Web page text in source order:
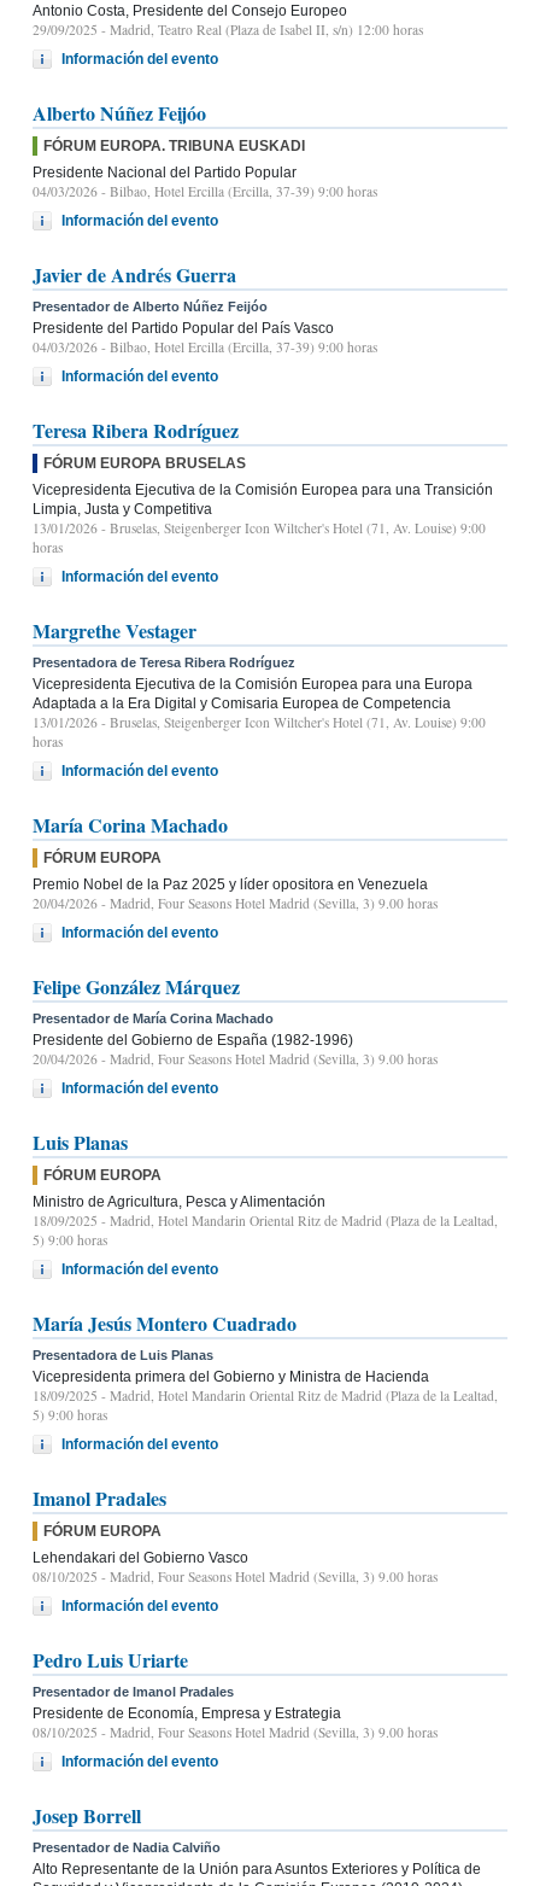
Antonio Costa, Presidente del Consejo Europeo
29/09/2025 - Madrid, Teatro Real (Plaza de Isabel II, s/n) 12:00 horas
Información del evento
Alberto Núñez Feijóo
FÓRUM EUROPA. TRIBUNA EUSKADI
Presidente Nacional del Partido Popular
04/03/2026 - Bilbao, Hotel Ercilla (Ercilla, 37-39) 9:00 horas
Información del evento
Javier de Andrés Guerra
Presentador de Alberto Núñez Feijóo
Presidente del Partido Popular del País Vasco
04/03/2026 - Bilbao, Hotel Ercilla (Ercilla, 37-39) 9:00 horas
Información del evento
Teresa Ribera Rodríguez
FÓRUM EUROPA BRUSELAS
Vicepresidenta Ejecutiva de la Comisión Europea para una Transición
Limpia, Justa y Competitiva
13/01/2026 - Bruselas, Steigenberger Icon Wiltcher's Hotel (71, Av. Louise) 9:00
horas
Información del evento
Margrethe Vestager
Presentadora de Teresa Ribera Rodríguez
Vicepresidenta Ejecutiva de la Comisión Europea para una Europa
Adaptada a la Era Digital y Comisaria Europea de Competencia
13/01/2026 - Bruselas, Steigenberger Icon Wiltcher's Hotel (71, Av. Louise) 9:00
horas
Información del evento
María Corina Machado
FÓRUM EUROPA
Premio Nobel de la Paz 2025 y líder opositora en Venezuela
20/04/2026 - Madrid, Four Seasons Hotel Madrid (Sevilla, 3) 9.00 horas
Información del evento
Felipe González Márquez
Presentador de María Corina Machado
Presidente del Gobierno de España (1982-1996)
20/04/2026 - Madrid, Four Seasons Hotel Madrid (Sevilla, 3) 9.00 horas
Información del evento
Luis Planas
FÓRUM EUROPA
Ministro de Agricultura, Pesca y Alimentación
18/09/2025 - Madrid, Hotel Mandarin Oriental Ritz de Madrid (Plaza de la Lealtad,
5) 9:00 horas
Información del evento
María Jesús Montero Cuadrado
Presentadora de Luis Planas
Vicepresidenta primera del Gobierno y Ministra de Hacienda
18/09/2025 - Madrid, Hotel Mandarin Oriental Ritz de Madrid (Plaza de la Lealtad,
5) 9:00 horas
Información del evento
Imanol Pradales
FÓRUM EUROPA
Lehendakari del Gobierno Vasco
08/10/2025 - Madrid, Four Seasons Hotel Madrid (Sevilla, 3) 9.00 horas
Información del evento
Pedro Luis Uriarte
Presentador de Imanol Pradales
Presidente de Economía, Empresa y Estrategia
08/10/2025 - Madrid, Four Seasons Hotel Madrid (Sevilla, 3) 9.00 horas
Información del evento
Josep Borrell
Presentador de Nadia Calviño
Alto Representante de la Unión para Asuntos Exteriores y Política de